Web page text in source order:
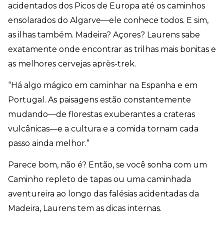
acidentados dos Picos de Europa até os caminhos
ensolarados do Algarve—ele conhece todos. E sim,
as ilhas também. Madeira? Açores? Laurens sabe
exatamente onde encontrar as trilhas mais bonitas e
as melhores cervejas après-trek.
“Há algo mágico em caminhar na Espanha e em
Portugal. As paisagens estão constantemente
mudando—de florestas exuberantes a crateras
vulcânicas—e a cultura e a comida tornam cada
passo ainda melhor.”
Parece bom, não é? Então, se você sonha com um
Caminho repleto de tapas ou uma caminhada
aventureira ao longo das falésias acidentadas da
Madeira, Laurens tem as dicas internas.